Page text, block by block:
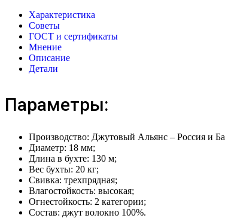
Характеристика
Советы
ГОСТ и сертификаты
Мнение
Описание
Детали
Параметры:
Производство: Джутовый Альянс – Россия и
Диаметр: 18 мм;
Длина в бухте: 130 м;
Вес бухты: 20 кг;
Свивка: трехпрядная;
Влагостойкость: высокая;
Огнестойкость: 2 категории;
Состав: джут волокно 100%.